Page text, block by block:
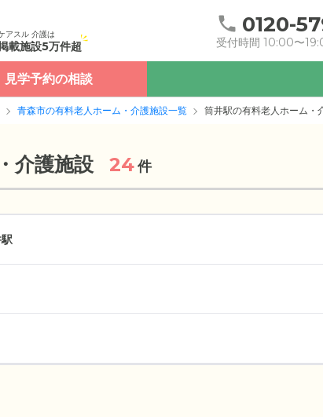
アスル 介護は
載施設5万件超
0120-
受付時間 10:00〜
見学予約の相談
青森市の有料老人ホーム・介護施設一覧 筒井駅の有料老人ホーム・
介護施設 24件